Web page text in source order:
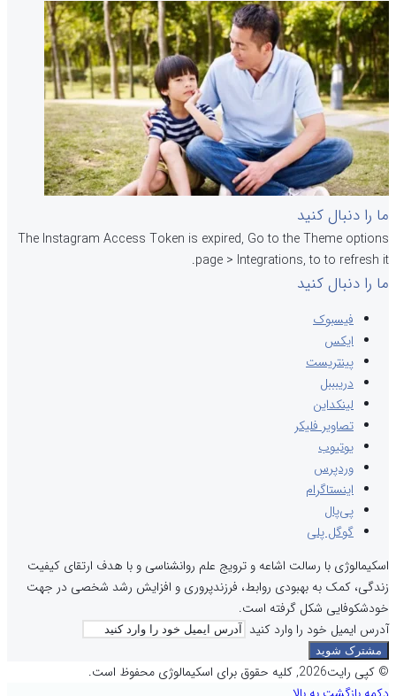
ما را دنبال کنید
The Instagram Access Token is expired, Go to the Theme options
page > Integrations, to to refresh it.
ما را دنبال کنید
فیسبوک
ایکس
پینتریست
دریبببل
لینکداین
تصاویر فلیکر
یوتیوب
وردپرس
اینستاگرام
پی‌پال
گوگل پلی
اسکیمالوژی با رسالت اشاعه و ترویج علم روانشناسی و با هدف ارتقای کیفیت
زندگی، کمک به بهبودی روابط، فرزندپروری و افزایش رشد شخصی در جهت
خودشکوفایی شکل گرفته است.
آدرس ایمیل خود را وارد کنید
© کپی رایت2026, کلیه حقوق برای اسکیمالوژی محفوظ است.